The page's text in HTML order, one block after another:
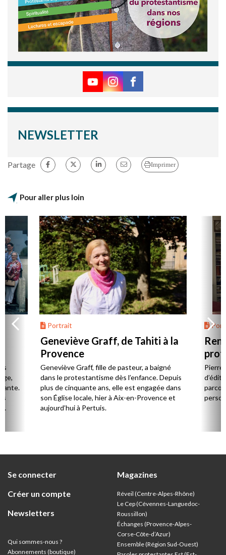
NEWSLETTER
Partage Imprimer
Pour aller plus loin
Portrait
Geneviève Graff, de Tahiti à la
Provence
Geneviève Graff, fille de pasteur, a baigné
dans le protestantisme dès l’enfance. Depuis
plus de cinquante ans, elle est engagée dans
son Église locale, hier à Aix-en-Provence et
aujourd’hui à Pertuis.
Se connecter
Créer un compte
Newsletters
Qui sommes-nous ?
Abonnements (boutique)
Magazines
Réveil (Centre-Alpes-Rhône)
Le Cep (Cévennes-Languedoc-
Roussillon)
Échanges (Provence-Alpes-
Corse-Côte-d’Azur)
Ensemble (Région Sud-Ouest)